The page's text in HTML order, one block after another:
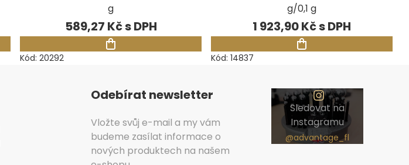
g
589,27 Kč
Kód: 20292
g/0,1 g
1 923,90 Kč
Kód: 14837
Odebírat newsletter
Vložte svůj e-mail a my vám
budeme zasílat informace o
nových produktech na našem
Sledovat na
Instagramu